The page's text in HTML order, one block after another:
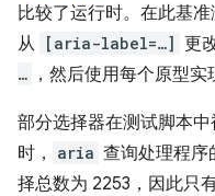
比较了运行时。在此基
从
[aria-label=…] 更
… ，然后使用每个原型实
部分选择器在测试脚本
时，
aria 查询处理程序
择总数为 2253，因此只